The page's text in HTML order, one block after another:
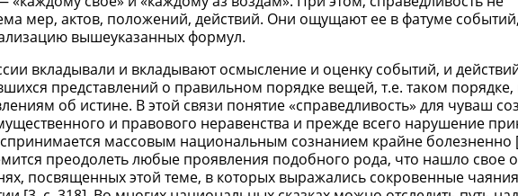
мер, актов, положений, действий. Они ощущают ее в фатуме
вышеуказанных формул.
вкладывали и вкладывают осмысление и оценку событий, и
представлений о правильном порядке вещей, т.е. таком
об истине. В этой связи понятие «справедливость» для чуваш
и правового неравенства и прежде всего нарушение
массовым национальным сознанием крайне болезненно
преодолеть любые проявления подобного рода, что нашло свое
посвященных этой теме, в которых выражались сокровенные